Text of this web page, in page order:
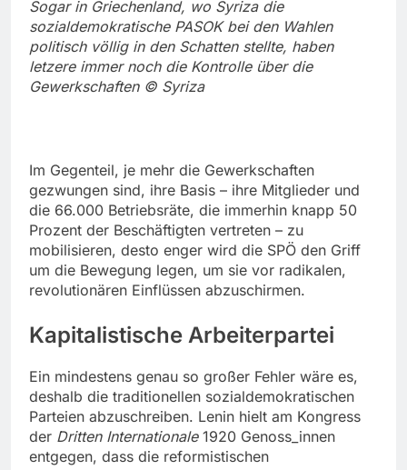
Sogar in Griechenland, wo Syriza die
sozialdemokratische PASOK bei den Wahlen
politisch völlig in den Schatten stellte, haben
letzere immer noch die Kontrolle über die
Gewerkschaften © Syriza
Im Gegenteil, je mehr die Gewerkschaften
gezwungen sind, ihre Basis – ihre Mitglieder und
die 66.000 Betriebsräte, die immerhin knapp 50
Prozent der Beschäftigten vertreten – zu
mobilisieren, desto enger wird die SPÖ den Griff
um die Bewegung legen, um sie vor radikalen,
revolutionären Einflüssen abzuschirmen.
Kapitalistische Arbeiterpartei
Ein mindestens genau so großer Fehler wäre es,
deshalb die traditionellen sozialdemokratischen
Parteien abzuschreiben. Lenin hielt am Kongress
der Dritten Internationale1920 Genoss_innen
entgegen, dass die reformistischen